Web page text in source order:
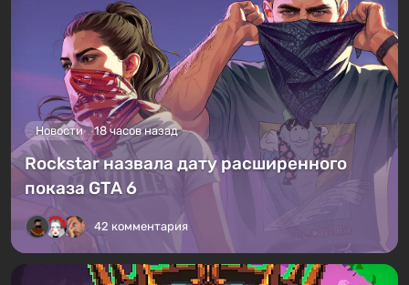
Новости 18 часов назад
Rockstar назвала дату расширенного
показа GTA 6
42 комментария